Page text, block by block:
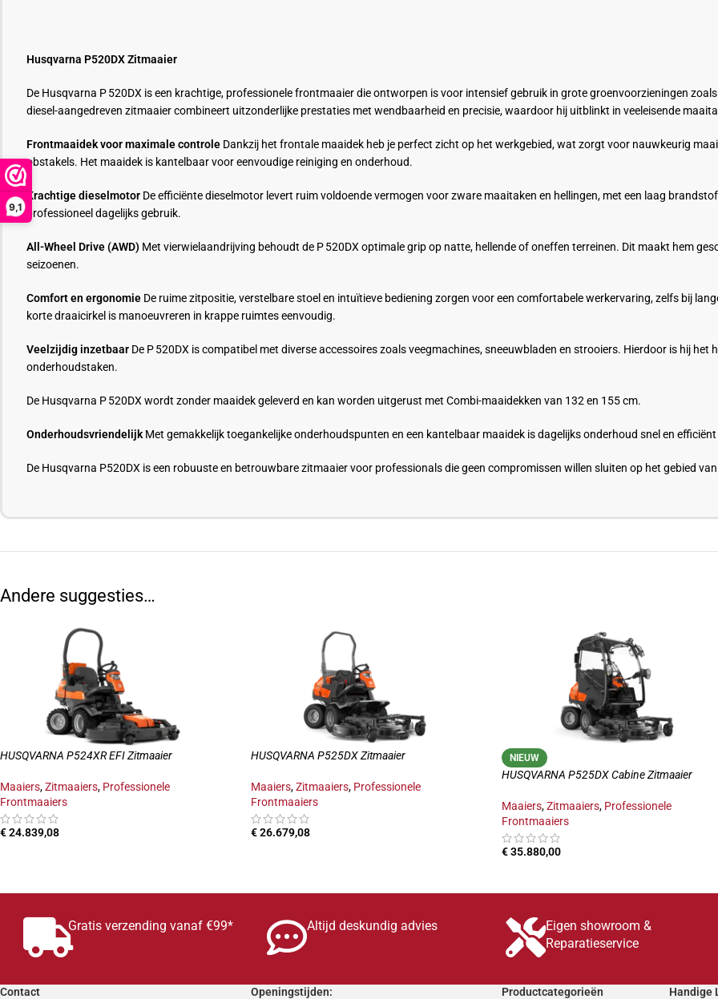
9,1
Husqvarna P520DX Zitmaaier
De Husqvarna P 520DX is een krachtige, professionele frontmaaier die ontworpen is voor intensief gebruik in grote groenvoorzieningen
diesel-aangedreven zitmaaier combineert uitzonderlijke prestaties met wendbaarheid en precisie, waardoor hij uitblinkt in veeleisende
Frontmaaidek voor maximale controle Dankzij het frontale maaidek heb je perfect zicht op het werkgebied, wat zorgt voor nauwkeurig
obstakels. Het maaidek is kantelbaar voor eenvoudige reiniging en onderhoud.
Krachtige dieselmotor De efficiënte dieselmotor levert ruim voldoende vermogen voor zware maaitaken en hellingen, met een laag
professioneel dagelijks gebruik.
All-Wheel Drive (AWD) Met vierwielaandrijving behoudt de P 520DX optimale grip op natte, hellende of oneffen terreinen. Dit maakt hem
seizoenen.
Comfort en ergonomie De ruime zitpositie, verstelbare stoel en intuïtieve bediening zorgen voor een comfortabele werkervaring, zelfs bij
korte draaicirkel is manoeuvreren in krappe ruimtes eenvoudig.
Veelzijdig inzetbaar De P 520DX is compatibel met diverse accessoires zoals veegmachines, sneeuwbladen en strooiers. Hierdoor is hij
onderhoudstaken.
De Husqvarna P 520DX wordt zonder maaidek geleverd en kan worden uitgerust met Combi-maaidekken van 132 en 155 cm.
Onderhoudsvriendelijk Met gemakkelijk toegankelijke onderhoudspunten en een kantelbaar maaidek is dagelijks onderhoud snel en
De Husqvarna P520DX is een robuuste en betrouwbare zitmaaier voor professionals die geen compromissen willen sluiten op het gebied
Andere suggesties…
HUSQVARNA P524XR EFI Zitmaaier
Maaiers,Zitmaaiers, Professionele
Frontmaaiers
€24.839,08
HUSQVARNA P525DX Zitmaaier
Maaiers,Zitmaaiers, Professionele
Frontmaaiers
€26.679,08
NIEUW
HUSQVARNA P525DX Cabine Zitmaaier
Maaiers,Zitmaaiers, Professionele
Frontmaaiers
€35.880,00
Gratis verzending vanaf €99* Altijd deskundig advies
Eigen showroom &
Reparatieservice
Contact Openingstijden: Productcategorieën Handige